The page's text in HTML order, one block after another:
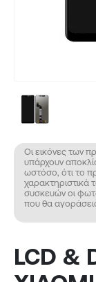
Οι εικόνες των
υπάρχουν
ωστόσο, ότι το
χαρακτηριστικά
συσκευών οι
που θα
LCD &